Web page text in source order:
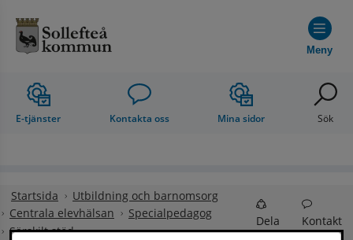
Meny
E-tjänster Kontakta oss Mina sidor Sök
Startsida
Utbildning och barnomsorg
Centrala elevhälsan
Specialpedagog
Särskilt stöd
Dela Kontakt